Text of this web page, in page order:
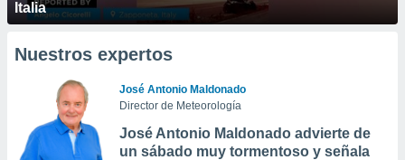
Italia
Nuestros expertos
José Antonio Maldonado
Director de Meteorología
José Antonio Maldonado advierte de
un sábado muy tormentoso y señala